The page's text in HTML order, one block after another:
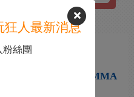
《殺手》中的聯動MMA
狂人最新消息
粉絲團